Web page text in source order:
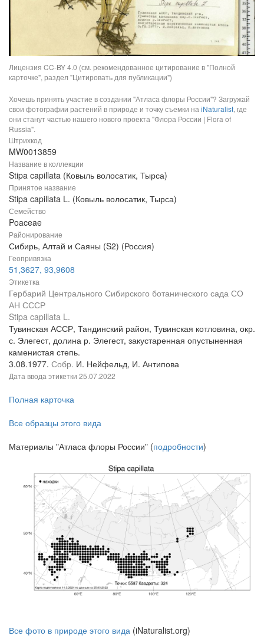
Лицензия CC-BY 4.0 (см. рекомендованное цитирование в "Полной
карточке", раздел "Цитировать для публикации")
Хочешь принять участие в создании "Атласа флоры России"? Загружай
свои фотографии растений в природе и точку съемки на iNaturalist, где
они станут частью нашего нового проекта "Флора России | Flora of
Russia".
Штрихкод
MW0013859
Название в коллекции
Stipa capillata (Ковыль волосатик, Тырса)
Принятое название
Stipa capillata L. (Ковыль волосатик, Тырса)
Семейство
Poaceae
Районирование
Сибирь, Алтай и Саяны (S2) (Россия)
Геопривязка
51,3627, 93,9608
Этикетка
Гербарий Центрального Сибирского ботанического сада СО
АН СССР
Stipa capillata L.
Тувинская АССР, Тандинский район, Тувинская котловина, окр.
с. Элегест, долина р. Элегест, закустаренная опустыненная
каменистая степь.
3.08.1977. Собр. И. Нейфельд, И. Антипова
Дата ввода этикетки 25.07.2022
Полная карточка
Все образцы этого вида
Материалы "Атласа флоры России" (подробности)
Все фото в природе этого вида (iNaturalist.org)